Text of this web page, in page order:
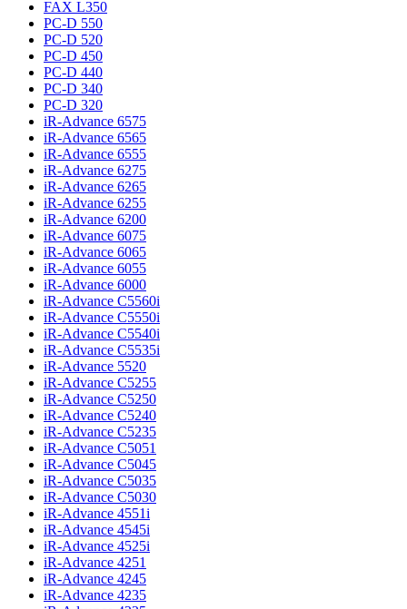
FAX L350
PC-D 550
PC-D 520
PC-D 450
PC-D 440
PC-D 340
PC-D 320
iR-Advance 6575
iR-Advance 6565
iR-Advance 6555
iR-Advance 6275
iR-Advance 6265
iR-Advance 6255
iR-Advance 6200
iR-Advance 6075
iR-Advance 6065
iR-Advance 6055
iR-Advance 6000
iR-Advance C5560i
iR-Advance C5550i
iR-Advance C5540i
iR-Advance C5535i
iR-Advance 5520
iR-Advance C5255
iR-Advance C5250
iR-Advance C5240
iR-Advance C5235
iR-Advance C5051
iR-Advance C5045
iR-Advance C5035
iR-Advance C5030
iR-Advance 4551i
iR-Advance 4545i
iR-Advance 4525i
iR-Advance 4251
iR-Advance 4245
iR-Advance 4235